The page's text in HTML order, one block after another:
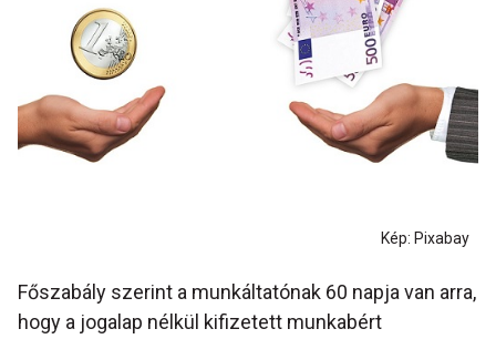
Kép: Pixabay
Főszabály szerint a munkáltatónak 60 napja van arra,
hogy a jogalap nélkül kifizetett munkabért